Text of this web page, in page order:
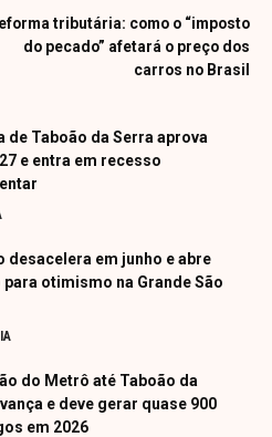
tributária: como o “imposto
do pecado” afetará o preço dos
carros no Brasil
de Taboão da Serra aprova
e entra em recesso
desacelera em junho e abre
para otimismo na Grande São
do Metrô até Taboão da
e deve gerar quase 900
em 2026